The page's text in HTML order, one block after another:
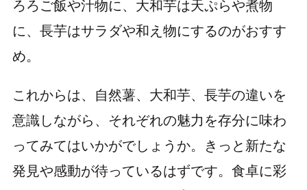
ろろご飯や汁物に、大和芋は天ぷらや煮物
に、長芋はサラダや和え物にするのがおすす
め。
これからは、自然薯、大和芋、長芋の違いを
意識しながら、それぞれの魅力を存分に味わ
ってみてはいかがでしょうか。きっと新たな
発見や感動が待っているはずです。食卓に彩